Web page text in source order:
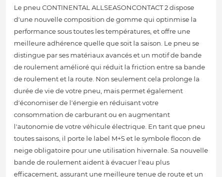
Le pneu CONTINENTAL ALLSEASONCONTACT 2 dispose
d'une nouvelle composition de gomme qui optinmise la
performance sous toutes les températures, et offre une
meilleure adhérence quelle que soit la saison. Le pneu se
distingue par ses matériaux avancés et un motif de bande
de roulement amélioré qui réduit la friction entre sa bande
de roulement et la route. Non seulement cela prolonge la
durée de vie de votre pneu, mais permet également
d'économiser de l'énergie en réduisant votre
consommation de carburant ou en augmentant
l'autonomie de votre véhicule électrique. En tant que pneu
toutes saisons, il porte le label M+S et le symbole flocon de
neige obligatoire pour une utilisation hivernale. Sa nouvelle
bande de roulement aident à évacuer l'eau plus
efficacement, assurant une meilleure tenue de route et un